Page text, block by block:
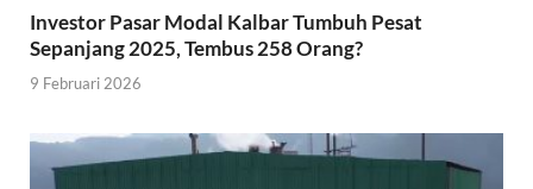
Investor Pasar Modal Kalbar Tumbuh Pesat
Sepanjang 2025, Tembus 258 Orang?
9 Februari 2026